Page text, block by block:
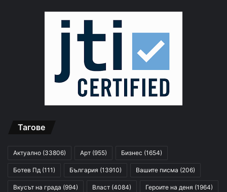
Тагове
Актуално (33806) Арт (955) Бизнес (1654)
Ботев Пд (111) България (13910) Вашите писма (206)
Вкусът на града (994) Власт (4084) Героите на деня (1964)